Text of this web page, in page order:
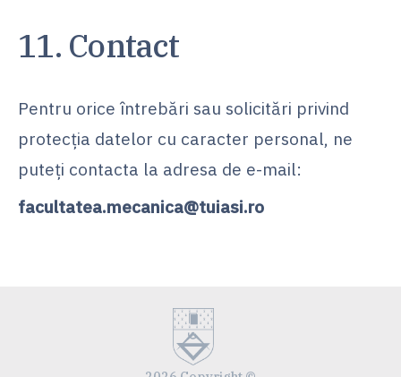
11. Contact
Pentru orice întrebări sau solicitări privind
protecția datelor cu caracter personal, ne
puteți contacta la adresa de e-mail:
facultatea.mecanica@tuiasi.ro